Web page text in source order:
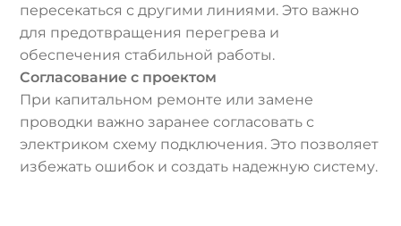
пересекаться с другими линиями. Это важно
для предотвращения перегрева и
обеспечения стабильной работы.
Согласование с проектом
При капитальном ремонте или замене
проводки важно заранее согласовать с
электриком схему подключения. Это позволяет
избежать ошибок и создать надежную систему.